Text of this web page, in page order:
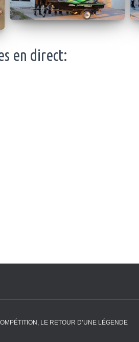
en direct:
LE RETOUR D’UNE LÉGENDE